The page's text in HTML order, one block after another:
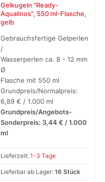
Gelkugeln "Ready-
Aqualinos", 550 ml-Flasche,
gelb
Gebrauchsfertige Gelperlen
/
Wasserperlen ca. 8 - 12 mm
Ø
Flasche mit 550 ml
Grundpreis/Normalpreis:
6,89 € / 1.000 ml
Grundpreis/Angebots-
Sonderpreis: 3,44 € / 1.000
ml
Lieferzeit: 1-3 Tage
Lieferbar ab Lager: 16 Stück